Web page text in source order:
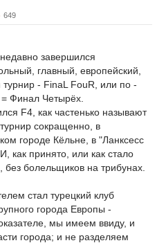
649
завершился
главный, европейский,
турнир - FinaL FouR, или по -
Финал Четырёх.
F4, как частенько называют
сокращенно, в
городе Кёльне, в "Ланксесс
как принято, или как стало
болельщиков на трибунах.
стал турецкий клуб
города Европы -
мы имеем ввиду, и
города; и не разделяем